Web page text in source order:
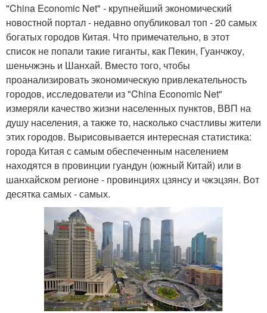
"China Economic Net" - крупнейший экономический
новостной портал - недавно опубликовал топ - 20 самых
богатых городов Китая. Что примечательно, в этот
список не попали такие гиганты, как Пекин, Гуанчжоу,
шеньчжэнь и Шанхай. Вместо того, чтобы
проанализировать экономическую привлекательность
городов, исследователи из "China Economic Net"
измеряли качество жизни населенных пунктов, ВВП на
душу населения, а также то, насколько счастливы жители
этих городов. Вырисовывается интересная статистика:
города Китая с самым обеспеченным населением
находятся в провинции гуандун (южный Китай) или в
шанхайском регионе - провинциях цзянсу и чжэцзян. Вот
десятка самых - самых.